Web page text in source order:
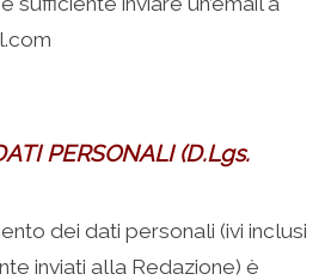
PERSONALI (D.Lgs.
dei dati personali (ivi inclusi
inviati alla Redazione) è